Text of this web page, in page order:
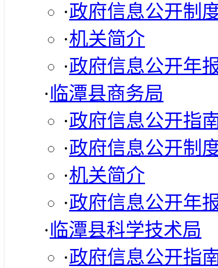
·政府信息公开制
·机关简介
·政府信息公开年
·临潭县商务局
·政府信息公开指
·政府信息公开制
·机关简介
·政府信息公开年
·临潭县科学技术局
·政府信息公开指